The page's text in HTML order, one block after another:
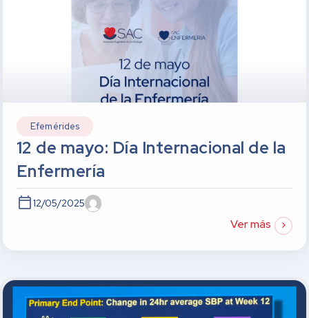
Efemérides
12 de mayo: Día Internacional de la
Enfermería
12/05/2025
Ver más